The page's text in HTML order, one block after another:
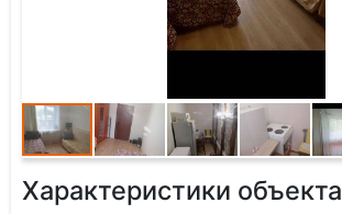
Характеристики объекта